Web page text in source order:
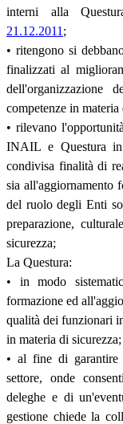
interni alla
21.12.2011 ;
• ritengono si
finalizzati al
dell'organizzazione
competenze in
• rilevano
INAIL e Questura
condivisa finalità di
sia all'aggiornamento
del ruolo degli Enti
preparazione,
sicurezza;
La Questura:
• in modo
formazione ed
qualità dei funzionari
in materia di sicurezza;
• al fine di garantire
settore, onde
deleghe e di
gestione chiede la